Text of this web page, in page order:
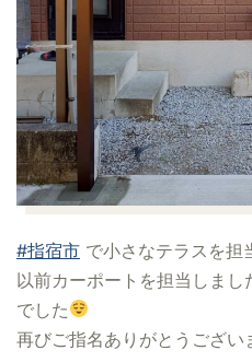
#指宿市 で小さなテラスを担
以前カーポートを担当しま
でした
再びご指名ありがとうござい